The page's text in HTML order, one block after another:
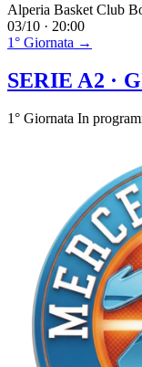
Alperia Basket Club
03/10 · 20:00
1° Giornata →
SERIE A2 ·
1° Giornata In